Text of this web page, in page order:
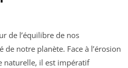
de l’équilibre de nos
de notre planète. Face à l’érosion
naturelle, il est impératif